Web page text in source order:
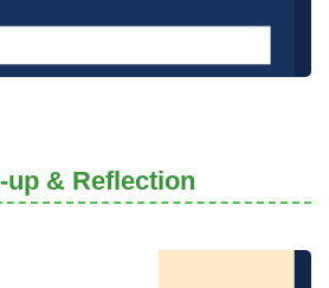
up & Reflection